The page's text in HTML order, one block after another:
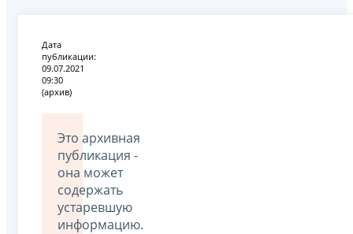
Дата
публикации:
09.07.2021
09:30
(архив)
Это архивная
публикация -
она может
содержать
устаревшую
информацию.